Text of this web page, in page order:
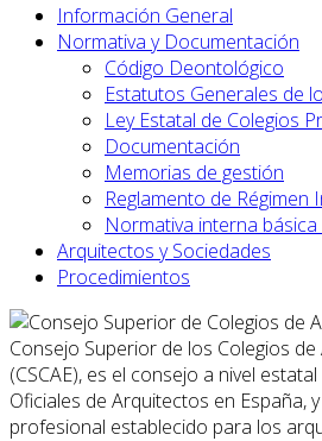
Información General
Normativa y Documentación
Código Deontológico
Estatutos Generales de
Ley Estatal de Colegios
Documentación
Memorias de gestión
Reglamento de Régimen
Normativa interna básica
Arquitectos y Sociedades
Procedimientos
Consejo Superior de los Colegios
(CSCAE), es el consejo a nivel
Oficiales de Arquitectos en España,
profesional establecido para los